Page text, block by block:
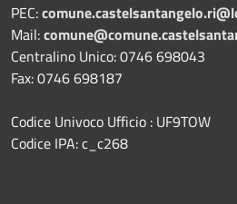
PEC:
Mail:
Centralino Unico: 0746 698043
Fax: 0746 698187
Codice Univoco Ufficio : UF9TOW
Codice IPA: c_c268